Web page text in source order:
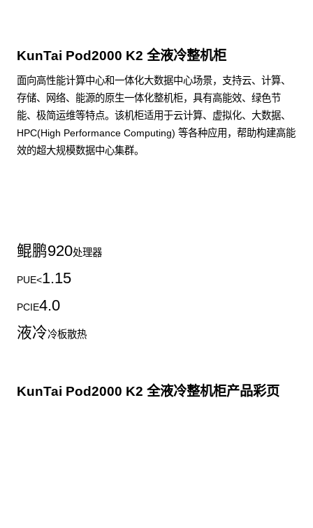
KunTai Pod2000 K2 全液冷整机柜
面向高性能计算中心和一体化大数据中心场景，支持云、计算、
存储、网络、能源的原生一体化整机柜，具有高能效、绿色节
能、极简运维等特点。该机柜适用于云计算、虚拟化、大数据、
HPC(High Performance Computing) 等各种应用，帮助构建高能
效的超大规模数据中心集群。
鲲鹏920处理器
PUE<1.15
PCIE4.0
液冷冷板散热
KunTai Pod2000 K2 全液冷整机柜产品彩页